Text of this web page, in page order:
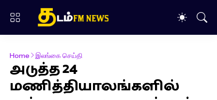
Home இலங்கை செய்தி
அடுத்த 24
மணித்தியாலங்களில்